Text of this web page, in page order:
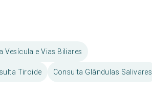
Vesícula e Vias Biliares
Tiroide Consulta Glândulas Salivares